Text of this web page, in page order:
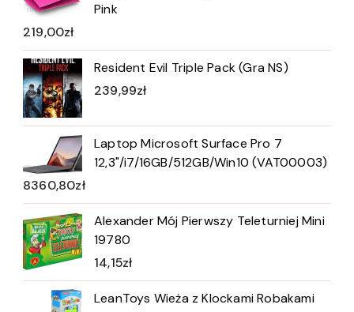
Pink
219,00zł
Resident Evil Triple Pack (Gra NS)
239,99zł
Laptop Microsoft Surface Pro 7
12,3"/i7/16GB/512GB/Win10 (VAT00003)
8360,80zł
Alexander Mój Pierwszy Teleturniej Mini
19780
14,15zł
LeanToys Wieża z Klockami Robakami